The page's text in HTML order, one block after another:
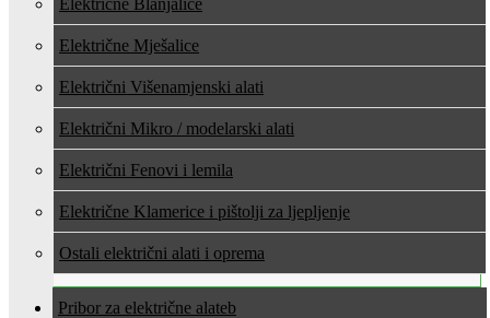
Električne Mješalice
Električni Višenamjenski alati
Električni Mikro / modelarski alati
Električni Fenovi i lemila
Električne Klamerice i pištolji za ljepljenje
Ostali električni alati i oprema
Pribor za električne alate